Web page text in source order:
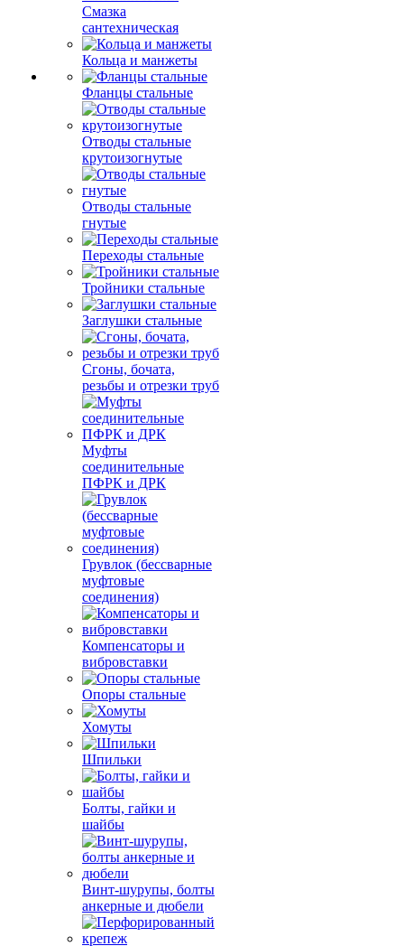
Смазка
сантехническая
Кольца и манжеты
Фланцы стальные
Отводы стальные
крутоизогнутые
Отводы стальные
гнутые
Переходы стальные
Тройники стальные
Заглушки стальные
Сгоны, бочата,
резьбы и отрезки труб
Муфты
соединительные
ПФРК и ДРК
Грувлок (бессварные
муфтовые
соединения)
Компенсаторы и
вибровставки
Опоры стальные
Хомуты
Шпильки
Болты, гайки и
шайбы
Винт-шурупы, болты
анкерные и дюбели